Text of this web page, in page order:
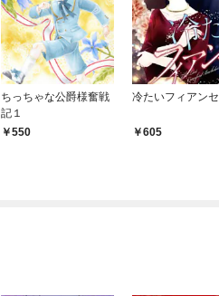
ちっちゃな公爵様奮戦
記１
550
冷たいフィアンセ
605